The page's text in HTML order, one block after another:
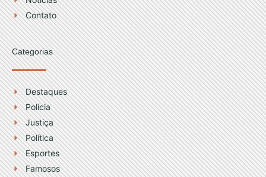
m
Contato
Categorias
Destaques
Polícia
Justiça
Política
Esportes
Famosos